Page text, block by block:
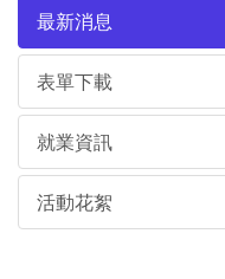
最新消息
表單下載
就業資訊
活動花絮